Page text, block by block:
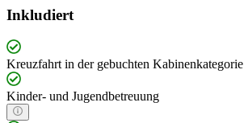
Inkludiert
Kreuzfahrt in der gebuchten Kabinenkategorie
Kinder- und Jugendbetreuung